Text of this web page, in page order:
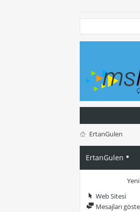
ErtanGulen
ErtanGulen
Web Sitesi
Mesajları